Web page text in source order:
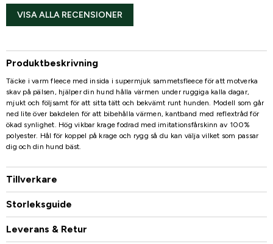
VISA ALLA RECENSIONER
Produktbeskrivning
Täcke i varm fleece med insida i supermjuk sammetsfleece för att motverka
skav på pälsen, hjälper din hund hålla värmen under ruggiga kalla dagar,
mjukt och följsamt för att sitta tätt och bekvämt runt hunden. Modell som går
ned lite över bakdelen för att bibehålla värmen, kantband med reflextråd för
ökad synlighet. Hög vikbar krage fodrad med imitationsfårskinn av 100%
polyester. Hål för koppel på krage och rygg så du kan välja vilket som passar
dig och din hund bäst.
Tillverkare
Storleksguide
Leverans & Retur